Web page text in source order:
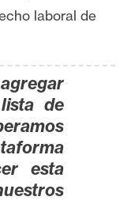
laboral de
de
esta